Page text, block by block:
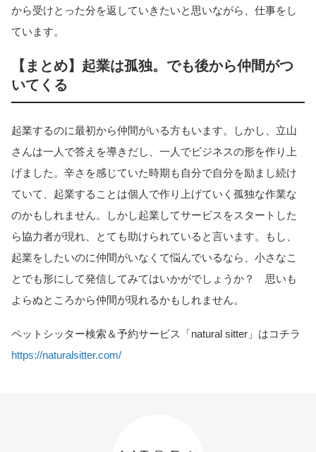
から受けとった分を返していきたいと思いながら、仕事をし
ています。
【まとめ】起業は孤独。でも後から仲間がつ
いてくる
起業するのに最初から仲間がいる方もいます。しかし、立山
さんは一人で答えを導きだし、一人でビジネスの形を作り上
げました。辛さを感じていた時期も自分で自分を励まし続け
ていて、起業することは個人で作り上げていく孤独な作業な
のかもしれません。しかし起業してサービスをスタートした
ら協力者が現れ、とても助けられていると言います。もし、
起業をしたいのに仲間がいなくて悩んでいるなら、小さなこ
とでも形にして発信してみてはいかがでしょうか？ 思いも
よらぬところから仲間が現れるかもしれません。
ペットシッター検索＆予約サービス「natural sitter」はコチラ
https://naturalsitter.com/